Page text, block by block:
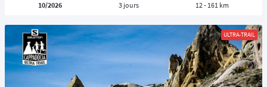
10/2026
3 jours
12 - 161 km
ULTRA-TRAIL